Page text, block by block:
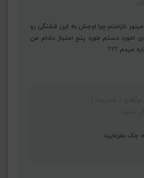
ناراحتم چرا اوجش به این قشنگی رو
اخورد دستم خورد پنج امتیاز دادام من
میدم ???
جک بفرمایید